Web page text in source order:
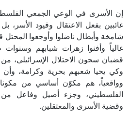
إن الأسرى في الوعي الجمعي
غائبين بفعل الاعتقال وقيود الأسر،
شامخة وأبطال ناضلوا وأوجعوا المحتل
غالياً وأفنوا زهرات شبابهم
قضبان سجون الاحتلال الإسرائيلي،
وكي يحيا شعبهم بحرية وكرامة،
وواقعياً، هم مكوّن أساسي من
الفلسطيني، وجزء أصيل وفاعل من
وقضية الأسرى والمعتقلين.